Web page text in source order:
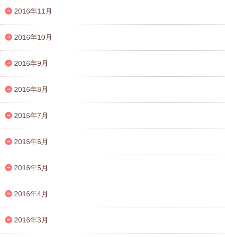
2016年11月
2016年10月
2016年9月
2016年8月
2016年7月
2016年6月
2016年5月
2016年4月
2016年3月